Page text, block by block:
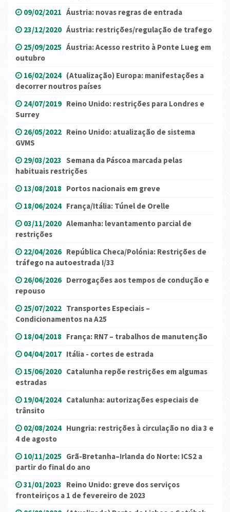
09/02/2021 Áustria: novas regras de entrada
23/12/2020 Áustria: restrições/regulação de trafego
25/09/2025 Áustria: Acesso restrito à Ponte Lueg em
outubro
16/02/2024 (Atualização) Europa: manifestações a
decorrer noutros países
24/07/2019 Reino Unido: restrições para Londres e
Surrey
26/05/2022 Reino Unido: atualização de sistema
GVMS
29/03/2023 Semana da Páscoa marcada pelas
habituais restrições
13/08/2018 Portos nacionais em greve
18/06/2024 França/Itália: Túnel de Orelle
03/11/2020 Alemanha: levantamento parcial de
restrições
22/04/2026 República Checa/Polónia: Restrições de
tráfego na autoestrada I/33
26/06/2026 Derrogações aos tempos de condução e
repouso
25/07/2022 Transportes Especiais –
Condicionamentos na A25
18/04/2018 França: RN7 – trabalhos de manutenção
04/04/2017 Itália - cortes de estrada
15/06/2020 Catalunha repõe restrições em algumas
estradas
19/04/2024 Catalunha: autorizações especiais de
trânsito
02/08/2024 Hungria: restrições à circulação no dia 3 e
4 de agosto
10/11/2025 Grã-Bretanha–Irlanda do Norte: ICS2 a
partir do final do ano
31/01/2023 Reino Unido: greve dos serviços
fronteiriços a 1 de fevereiro de 2023